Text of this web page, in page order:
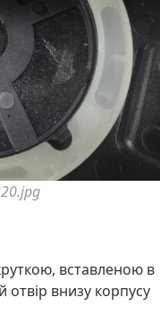
вставленою в
отвір внизу корпусу